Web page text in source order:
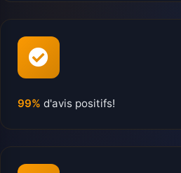
99% d'avis positifs!